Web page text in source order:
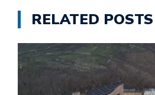
RELATED POSTS